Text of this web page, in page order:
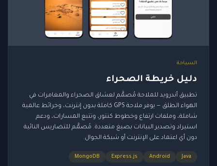
السياحة
دليل خريطة الصحراء
تطبيق أندرويد للملاحة مُصمَّم لعشاق الصحراء والمغامرات في
الهواء الطلق — يوفر ملاحة GPS كاملة بدون إنترنت، وخرائط عالمية
شاملة، وملفات ارتفاع وخطوط كنتور، وتتبع المسارات، ودعم
استيراد وتصدير البيانات بصيغ متعددة. مُصمَّم للتضاريس النائية
دون أي اعتماد على الإنترنت أو شبكة الجوال.
Java
Android
Express.js
MongoDB